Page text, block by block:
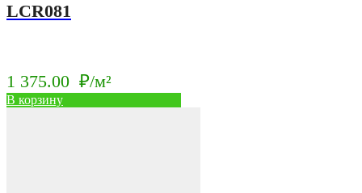
LCR081
1 375.00 ₽/м²
В корзину